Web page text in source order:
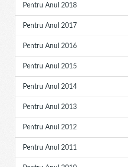
Pentru Anul 2018
Pentru Anul 2017
Pentru Anul 2016
Pentru Anul 2015
Pentru Anul 2014
Pentru Anul 2013
Pentru Anul 2012
Pentru Anul 2011